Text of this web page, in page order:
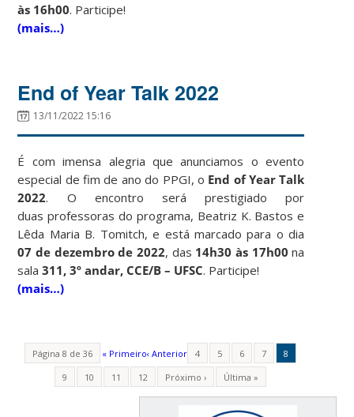
às 16h00. Participe!
(mais…)
End of Year Talk 2022
13/11/2022 15:16
É com imensa alegria que anunciamos o evento
especial de fim de ano do PPGI, o End of Year Talk
2022. O encontro será prestigiado por
duas professoras do programa, Beatriz K. Bastos e
Lêda Maria B. Tomitch, e está marcado para o dia
07 de dezembro de 2022, das 14h30 às 17h00 na
sala311, 3º andar, CCE/B – UFSC. Participe!
(mais…)
Página 8 de 36 « Primeiro‹ Anterior 4 5 6 7
8
9
10 11 12 Próximo › Última »